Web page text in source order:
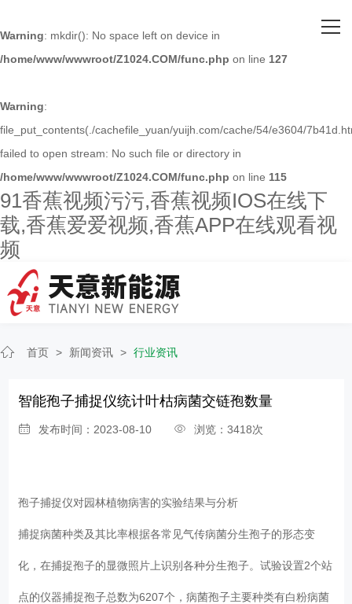
Warning: mkdir(): No space left on device in
/home/www/wwwroot/Z1024.COM/func.php on line 127
Warning:
file_put_contents(./cachefile_yuan/yuijh.com/cache/54/e3604/
failed to open stream: No such file or directory in
/home/www/wwwroot/Z1024.COM/func.php on line 115
91香蕉视频污污,香蕉视频IOS在线下
载,香蕉爱爱视频,香蕉APP在线观看视
频
关于91香蕉视频污污
主营产品
人才招聘
新闻资讯
联系91香蕉视频污污
首页 > 新闻资讯 > 行业资讯
智能孢子捕捉仪统计叶枯病菌交链孢数量
发布时间：2023-08-10 浏览：3418次
孢子捕捉仪对园林植物病害的实验结果与分析
捕捉病菌种类及其比率根据各常见气传病菌分生孢子的形态变
化，在捕捉孢子的显微照片上识别各种分生孢子。试验设置2个站
点的仪器捕捉孢子总数为6207个，病菌孢子主要种类有白粉病菌